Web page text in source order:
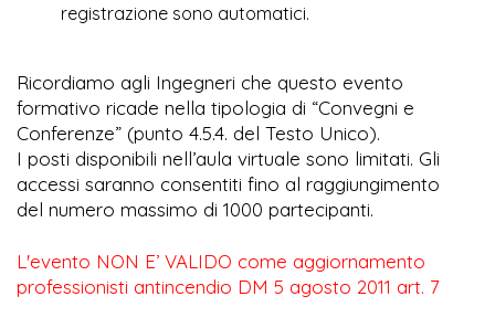
registrazione sono automatici.
Ricordiamo agli Ingegneri che questo evento
formativo ricade nella tipologia di “Convegni e
Conferenze” (punto 4.5.4. del Testo Unico).
I posti disponibili nell’aula virtuale sono limitati. Gli
accessi saranno consentiti fino al raggiungimento
del numero massimo di 1000 partecipanti.
L'evento NON E’ VALIDO come aggiornamento
professionisti antincendio DM 5 agosto 2011 art. 7